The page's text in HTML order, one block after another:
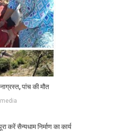
पांच की मौत
करें सैन्यधाम निर्माण का कार्य